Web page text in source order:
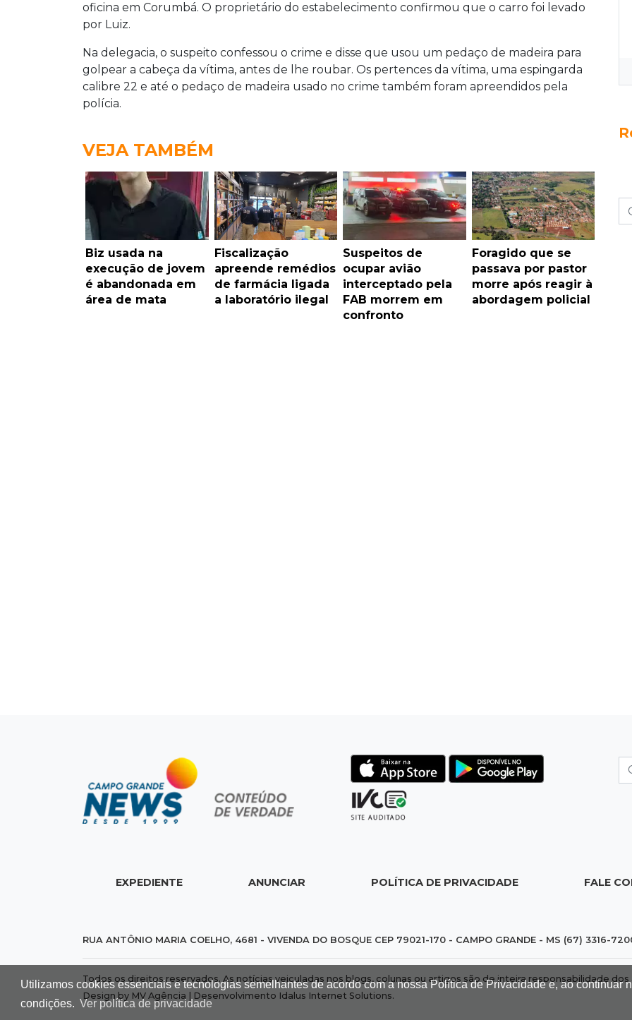
Utilizamos cookies essenciais e tecnologias semelhantes de acordo com a nossa Política de Privacidade e, ao continuar
condições. Ver política de privacidade
oficina em Corumbá. O proprietário do estabelecimento confirmou que o carro foi levado
por Luiz.
Na delegacia, o suspeito confessou o crime e disse que usou um pedaço de madeira para
golpear a cabeça da vítima, antes de lhe roubar. Os pertences da vítima, uma espingarda
calibre 22 e até o pedaço de madeira usado no crime também foram apreendidos pela
polícia.
VEJA TAMBÉM
Biz usada na
execução de jovem
é abandonada em
área de mata
Fiscalização
apreende remédios
de farmácia ligada
a laboratório ilegal
Suspeitos de
ocupar avião
interceptado pela
FAB morrem em
confronto
Foragido que se
passava por pastor
morre após reagir à
abordagem policial
EXPEDIENTE ANUNCIAR POLÍTICA DE PRIVACIDADE FALE
RUA ANTÔNIO MARIA COELHO, 4681 - VIVENDA DO BOSQUE CEP 79021-170 - CAMPO GRANDE - MS (67) 3316-
Todos os direitos reservados. As notícias veiculadas nos blogs, colunas ou artigos são de inteira responsabilidade
Design by MV Agência | Desenvolvimento Idalus Internet Solutions.